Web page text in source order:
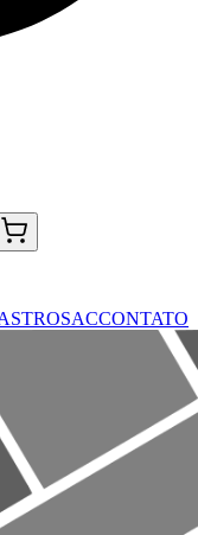
SACCONTATO